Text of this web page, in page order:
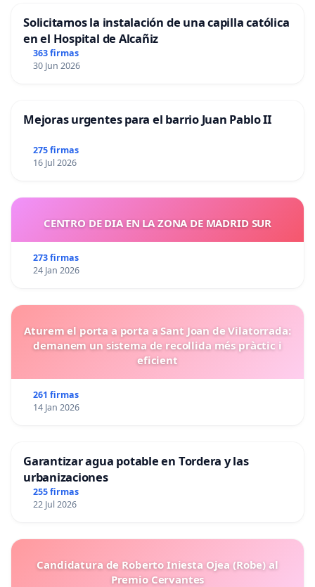
Solicitamos la instalación de una capilla católica
en el Hospital de Alcañiz
363 firmas
30 Jun 2026
Mejoras urgentes para el barrio Juan Pablo II
275 firmas
16 Jul 2026
CENTRO DE DIA EN LA ZONA DE MADRID SUR
273 firmas
24 Jan 2026
Aturem el porta a porta a Sant Joan de Vilatorrada:
demanem un sistema de recollida més pràctic i
eficient
261 firmas
14 Jan 2026
Garantizar agua potable en Tordera y las
urbanizaciones
255 firmas
22 Jul 2026
Candidatura de Roberto Iniesta Ojea (Robe) al
Premio Cervantes